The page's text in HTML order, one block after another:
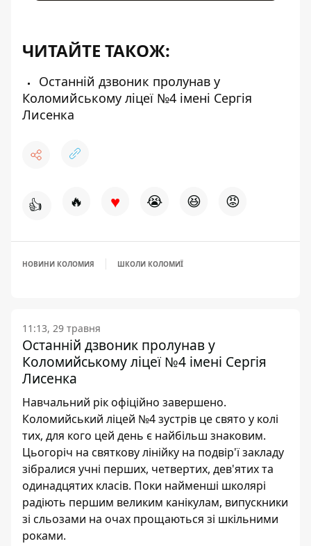
ЧИТАЙТЕ ТАКОЖ:
Останній дзвоник пролунав у
Коломийському ліцеї №4 імені Сергія
Лисенка
👍 🔥 ♥ 😭 😆 😡
НОВИНИ КОЛОМИЯ ШКОЛИ КОЛОМИЇ
11:13, 29 травня
Останній дзвоник пролунав у
Коломийському ліцеї №4 імені Сергія
Лисенка
Навчальний рік офіційно завершено.
Коломийський ліцей №4 зустрів це свято у колі
тих, для кого цей день є найбільш знаковим.
Цьогоріч на святкову лінійку на подвір'ї закладу
зібралися учні перших, четвертих, дев'ятих та
одинадцятих класів. Поки найменші школярі
радіють першим великим канікулам, випускники
зі сльозами на очах прощаються зі шкільними
роками.